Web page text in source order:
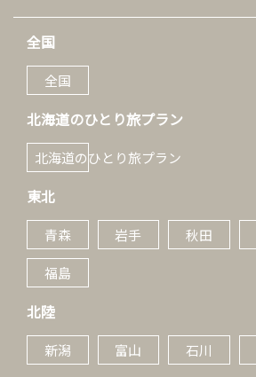
全国
全国
北海道のひとり旅プラン
北海道のひとり旅プラン
東北
青森 岩手 秋田
福島
北陸
新潟 富山 石川